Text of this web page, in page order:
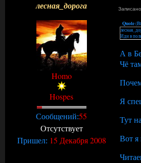
лесная_дорога
Homo
Hospes
Сообщений:55
Отсутствует
Пришел: 15 Декабря 2008
Quote(
Иди в
А в
Чё
Я
Тут
Вот я